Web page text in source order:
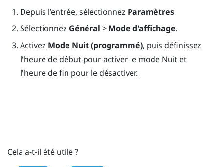
Depuis l’entrée, sélectionnez Paramètres.
Sélectionnez Général > Mode d'affichage.
Activez Mode Nuit (programmé), puis définissez
l'heure de début pour activer le mode Nuit et
l'heure de fin pour le désactiver.
Cela a-t-il été utile ?